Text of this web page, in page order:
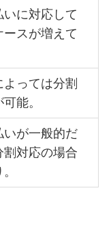
いに対応して
ースが増えて
よっては分割
能。
いが一般的だ
割対応の場合